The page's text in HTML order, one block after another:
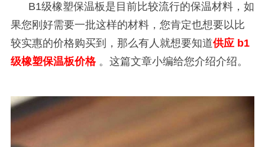
B1级橡塑保温板是目前比较流行的保温材料，如
果您刚好需要一批这样的材料，您肯定也想要以比
较实惠的价格购买到，那么有人就想要知道供应 b1
级橡塑保温板价格 。这篇文章小编给您介绍介绍。